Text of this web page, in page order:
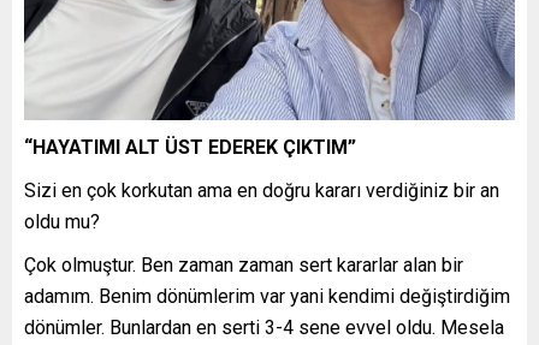
“HAYATIMI ALT ÜST EDEREK ÇIKTIM”
Sizi en çok korkutan ama en doğru kararı verdiğiniz bir an
oldu mu?
Çok olmuştur. Ben zaman zaman sert kararlar alan bir
adamım. Benim dönümlerim var yani kendimi değiştirdiğim
dönümler. Bunlardan en serti 3-4 sene evvel oldu. Mesela